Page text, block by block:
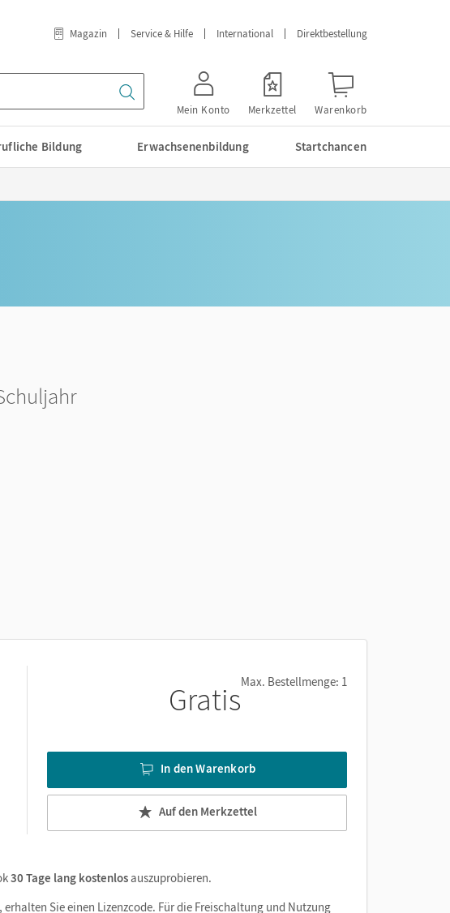
Magazin Service & Hilfe International Direktbestellung
Mein Konto Merkzettel Warenkorb
Bildung Erwachsenenbildung Startchancen
GratisMax. Bestellmenge: 1
In den Warenkorb
Auf den Merkzettel
30 Tage lang kostenlosauszuprobieren.
Sie einen Lizenzcode. Für die Freischaltung und Nutzung